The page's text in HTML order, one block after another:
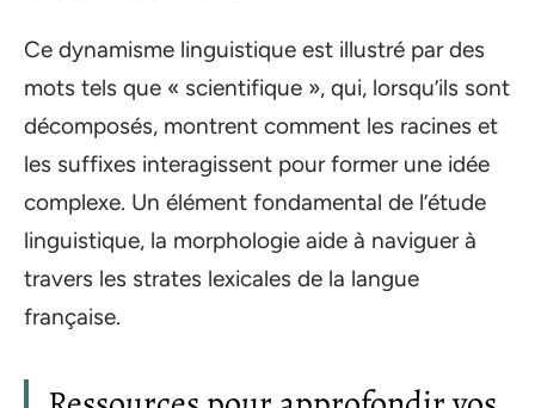
Ce dynamisme linguistique est illustré par des
mots tels que « scientifique », qui, lorsqu’ils sont
décomposés, montrent comment les racines et
les suffixes interagissent pour former une idée
complexe. Un élément fondamental de l’étude
linguistique, la morphologie aide à naviguer à
travers les strates lexicales de la langue
française.